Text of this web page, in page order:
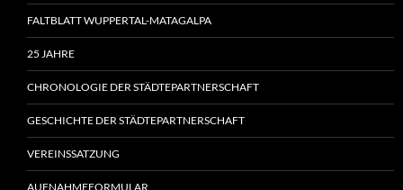
FALTBLATT WUPPERTAL-MATAGALPA
25 JAHRE
CHRONOLOGIE DER STÄDTEPARTNERSCHAFT
GESCHICHTE DER STÄDTEPARTNERSCHAFT
VEREINSSATZUNG
AUFNAHMEFORMULAR